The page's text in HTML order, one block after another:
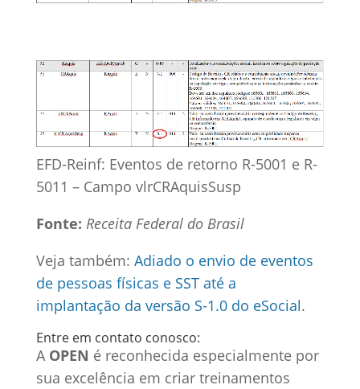
EFD-Reinf: Eventos de retorno R-5001 e R-
5011 – Campo vlrCRAquisSusp
Fonte: Receita Federal do Brasil
Veja também: Adiado o envio de eventos
de pessoas físicas e SST até a
implantação da versão S-1.0 do eSocial.
Entre em contato conosco:
A OPEN é reconhecida especialmente por
sua excelência em criar treinamentos